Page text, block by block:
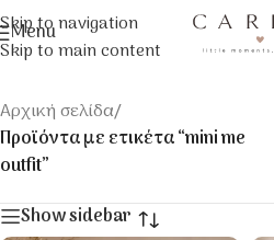
Skip to navigation
Skip to main content
Menu
Αρχική σελίδα/
Προϊόντα με ετικέτα “mini me
outfit”
Show sidebar